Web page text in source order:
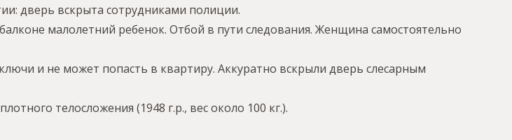
дверь вскрыта сотрудниками полиции.
малолетний ребенок. Отбой в пути следования. Женщина самостоятельно
и не может попасть в квартиру. Аккуратно вскрыли дверь слесарным
телосложения (1948 г.р., вес около 100 кг.).